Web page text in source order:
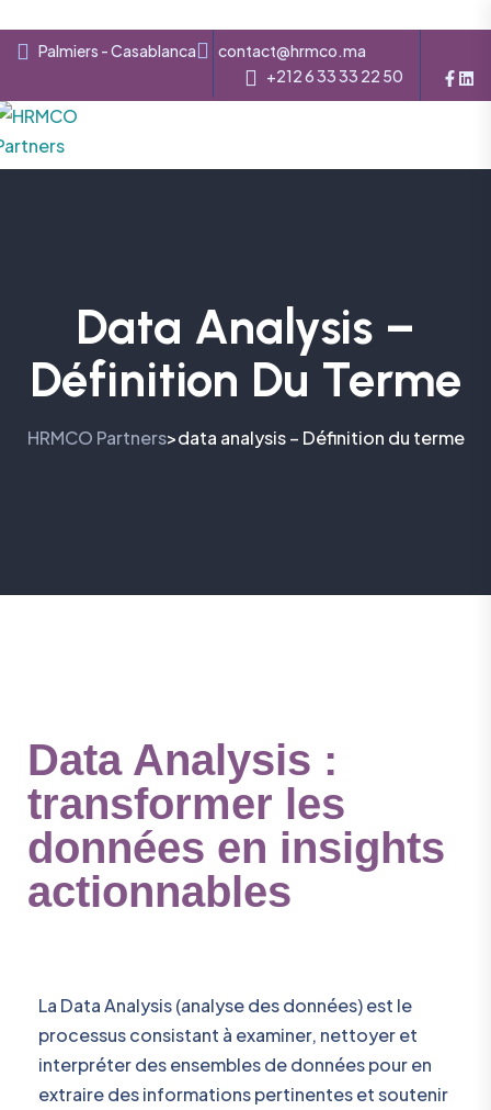
Palmiers - Casablanca
contact@hrmco.ma
+212 6 33 33 22 50
Data Analysis –
Définition Du Terme
HRMCO Partners>data analysis – Définition du terme
Data Analysis :
transformer les
données en insights
actionnables
La Data Analysis (analyse des données) est le
processus consistant à examiner, nettoyer et
interpréter des ensembles de données pour en
extraire des informations pertinentes et soutenir